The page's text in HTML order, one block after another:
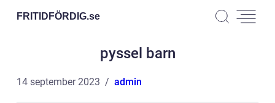
FRITIDFÖRDIG.se
pyssel barn
14 september 2023 admin